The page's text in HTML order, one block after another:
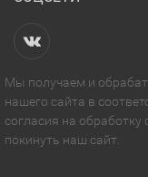
Мы получаем и
нашего сайта в
согласия на
покинуть наш сайт.